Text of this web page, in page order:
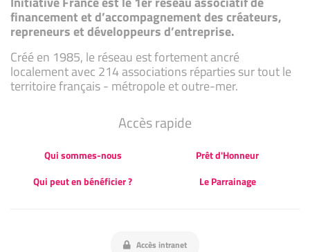
financement et d’accompagnement des créateurs,
repreneurs et développeurs d’entreprise.
Créé en 1985, le réseau est fortement ancré
localement avec 214 associations réparties sur tout le
territoire français - métropole et outre-mer.
Accès rapide
Qui sommes-nous
Prêt d'Honneur
Qui peut en bénéficier ?
Le Parrainage
Accès intranet